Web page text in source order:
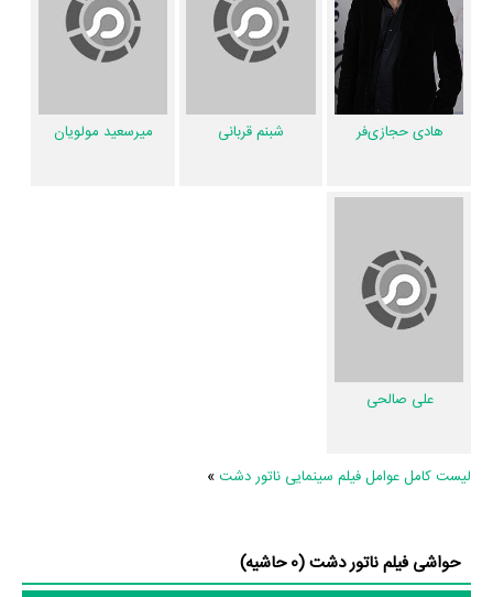
در مجموع بیش از 11 نفر در تولید فیلم ناتور دشت نقش داشته‌اند و هر یک از
آنها در
یک صفحه اختصاصی دارند.
اطلاعات فیلم ناتور دشت
پژوهشگران و مردم ثبت شده است؛ در بخش گالری عکس و پوستر فیلم ناتور
دشت 11 عدد، گردآوری و درج شده است. همچنین تاکنون در بخش‌های ویدئو
و تیزر فیلم ناتور دشت، حواشی فیلم ناتور دشت، دیالوگ برتر فیلم ناتور دشت،
قطعا ما و شما به این حد قانع نیستیم؛ باید به‌کمک علاقمندان فیلم، سریال و
هادی حجازی‌فر شبنم قربانی میرسعید مولویان
علی صالحی
لیست کامل عوامل فیلم سینمایی ناتور دشت»
حواشی فیلم ناتور دشت (0 حاشیه)